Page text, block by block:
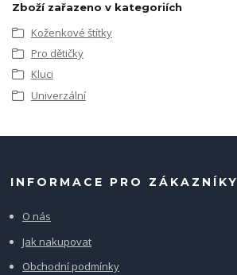
Zboží zařazeno v kategoriích
Koženkové štítky
Pro dětičky
Kluci
Univerzální
INFORMACE PRO ZÁKAZNÍKY
O nás
Jak nakupovat
Obchodní podmínky